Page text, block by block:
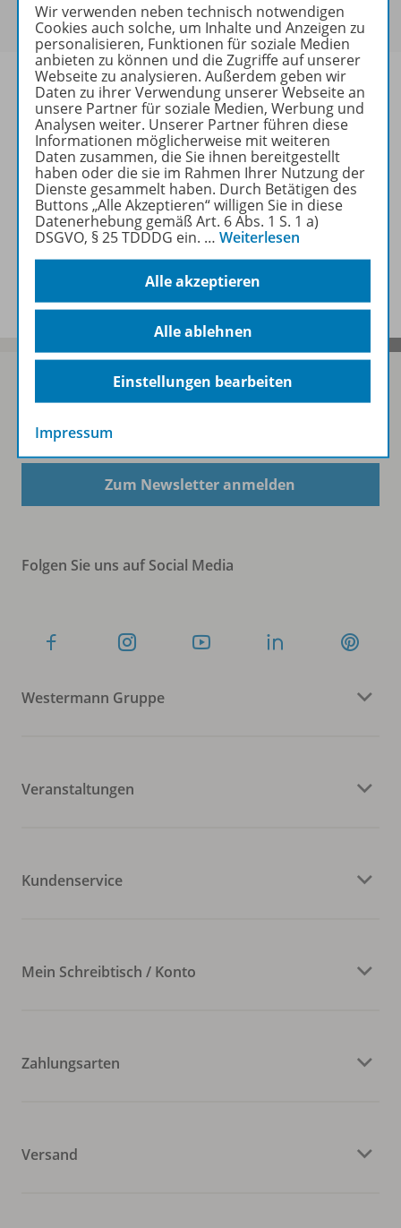
sich bitte an.
Informationen
Weitere Inhalte der Ausgabe
Sofort profitieren
Zum Newsletter anmelden
Folgen Sie uns auf Social Media
Westermann Gruppe
Veranstaltungen
Kundenservice
Mein Schreibtisch / Konto
Zahlungsarten
Versand
Wir verwenden neben technisch notwendigen
Cookies auch solche, um Inhalte und Anzeigen zu
personalisieren, Funktionen für soziale Medien
anbieten zu können und die Zugriffe auf unserer
Webseite zu analysieren. Außerdem geben wir
Daten zu ihrer Verwendung unserer Webseite an
unsere Partner für soziale Medien, Werbung und
Analysen weiter. Unserer Partner führen diese
Informationen möglicherweise mit weiteren
Daten zusammen, die Sie ihnen bereitgestellt
haben oder die sie im Rahmen Ihrer Nutzung der
Dienste gesammelt haben. Durch Betätigen des
Buttons „Alle Akzeptieren“ willigen Sie in diese
Datenerhebung gemäß Art. 6 Abs. 1 S. 1 a)
DSGVO, § 25 TDDDG ein. … Weiterlesen
Alle akzeptieren
Alle ablehnen
Einstellungen bearbeiten
Impressum